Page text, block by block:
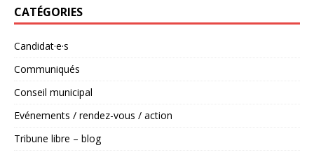
CATÉGORIES
Candidat·e·s
Communiqués
Conseil municipal
Evénements / rendez-vous / action
Tribune libre – blog